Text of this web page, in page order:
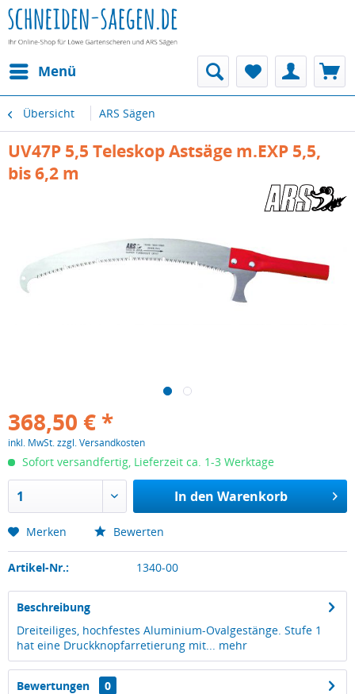
Menü
Übersicht ARS Sägen
UV47P 5,5 Teleskop Astsäge m.EXP 5,5,
bis 6,2 m
368,50 € *
inkl. MwSt.zzgl. Versandkosten
Sofort versandfertig, Lieferzeit ca. 1-3 Werktage
In den Warenkorb
Merken Bewerten
Artikel-Nr.: 1340-00
Beschreibung
Dreiteiliges, hochfestes Aluminium-Ovalgestänge. Stufe 1
hat eine Druckknopfarretierung mit... mehr
Bewertungen
0